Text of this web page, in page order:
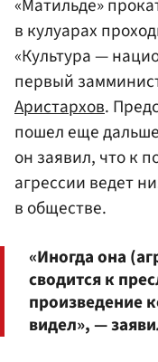
«Матильде»
в кулуарах
«Культура —
первый
Аристархов.
пошел еще
он заявил, что к
агрессии ведет
в обществе.
«Иногда она
сводится к
произведение
видел», —